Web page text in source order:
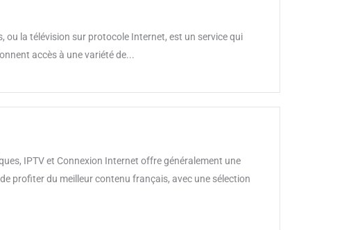
ou la télévision sur protocole Internet, est un service qui
accès à une variété de...
IPTV et Connexion Internet offre généralement une
profiter du meilleur contenu français, avec une sélection